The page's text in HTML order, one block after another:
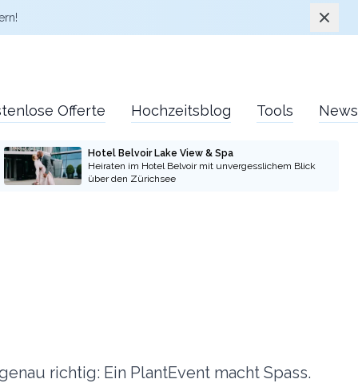
Offerte Hochzeitsblog Tools News
Hotel Belvoir Lake View & Spa
Heiraten im Hotel Belvoir mit unvergesslichem Blick
über den Zürichsee
richtig: Ein PlantEvent macht Spass.